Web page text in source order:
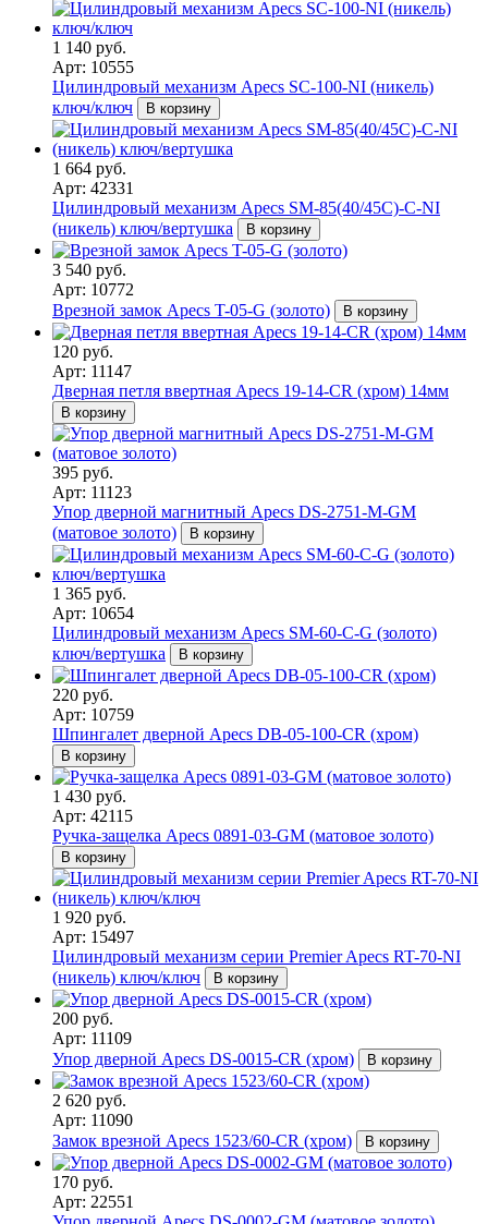
1 140 руб.
Арт: 10555
Цилиндровый механизм Apecs SC-100-NI (никель)
ключ/ключ
В корзину
1 664 руб.
Арт: 42331
Цилиндровый механизм Apecs SM-85(40/45C)-C-NI
(никель) ключ/вертушка
В корзину
3 540 руб.
Арт: 10772
Врезной замок Apecs T-05-G (золото)
В корзину
120 руб.
Арт: 11147
Дверная петля ввертная Apecs 19-14-CR (хром) 14мм
В корзину
395 руб.
Арт: 11123
Упор дверной магнитный Apecs DS-2751-M-GM
(матовое золото)
В корзину
1 365 руб.
Арт: 10654
Цилиндровый механизм Apecs SM-60-C-G (золото)
ключ/вертушка
В корзину
220 руб.
Арт: 10759
Шпингалет дверной Apecs DB-05-100-CR (хром)
В корзину
1 430 руб.
Арт: 42115
Ручка-защелка Apecs 0891-03-GМ (матовое золото)
В корзину
1 920 руб.
Арт: 15497
Цилиндровый механизм серии Premier Apecs RT-70-NI
(никель) ключ/ключ
В корзину
200 руб.
Арт: 11109
Упор дверной Apecs DS-0015-CR (хром)
В корзину
2 620 руб.
Арт: 11090
Замок врезной Apecs 1523/60-CR (хром)
В корзину
170 руб.
Арт: 22551